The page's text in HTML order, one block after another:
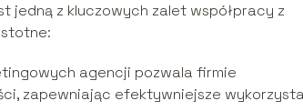
jedną z kluczowych zalet współpracy z
agencji pozwala firmie
zapewniając efektywniejsze